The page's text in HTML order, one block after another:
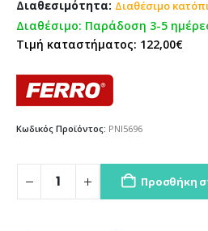
Διαθεσιμότητα: Διαθέσιμο
Διαθέσιμο: Παράδοση 3-5
Τιμή καταστήματος: 122,00€
Κωδικός Προϊόντος: PNI5696
Προσθήκη